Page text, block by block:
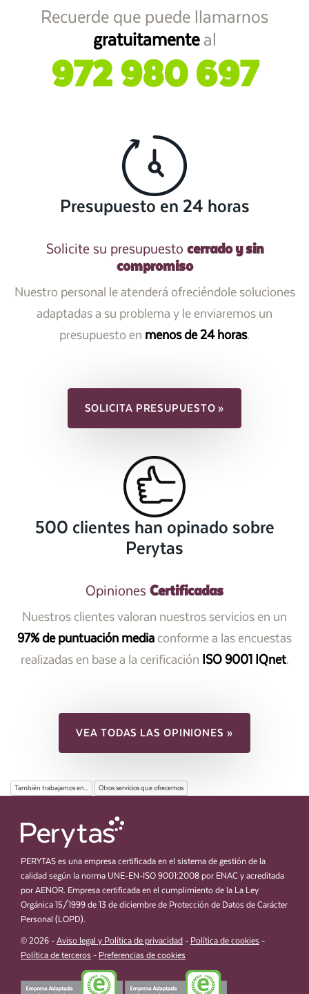
Recuerde que puede llamarnos
gratuitamenteal
972 980 697
Presupuesto en 24 horas
Solicite su presupuesto cerrado y sin
compromiso
Nuestro personal le atenderá ofreciéndole soluciones
adaptadas a su problema y le enviaremos un
presupuesto en menos de 24 horas.
SOLICITA PRESUPUESTO »
500 clientes han opinado sobre
Perytas
Opiniones Certificadas
Nuestros clientes valoran nuestros servicios en un
97% de puntuación mediaconforme a las encuestas
realizadas en base a la cerificación ISO 9001 IQnet.
VEA TODAS LAS OPINIONES »
También trabajamos en... Otros servicios que ofrecemos
PERYTAS es una empresa certificada en el sistema de gestión de la
calidad según la norma UNE-EN-ISO 9001:2008 por ENAC y acreditada
por AENOR. Empresa certificada en el cumplimiento de la La Ley
Orgánica 15/1999 de 13 de diciembre de Protección de Datos de Carácter
Personal (LOPD).
© 2026 - Aviso legal y Política de privacidad - Política de cookies -
Política de terceros - Preferencias de cookies